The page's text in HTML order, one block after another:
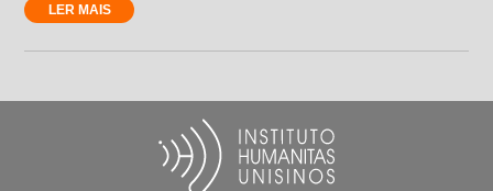
LER MAIS